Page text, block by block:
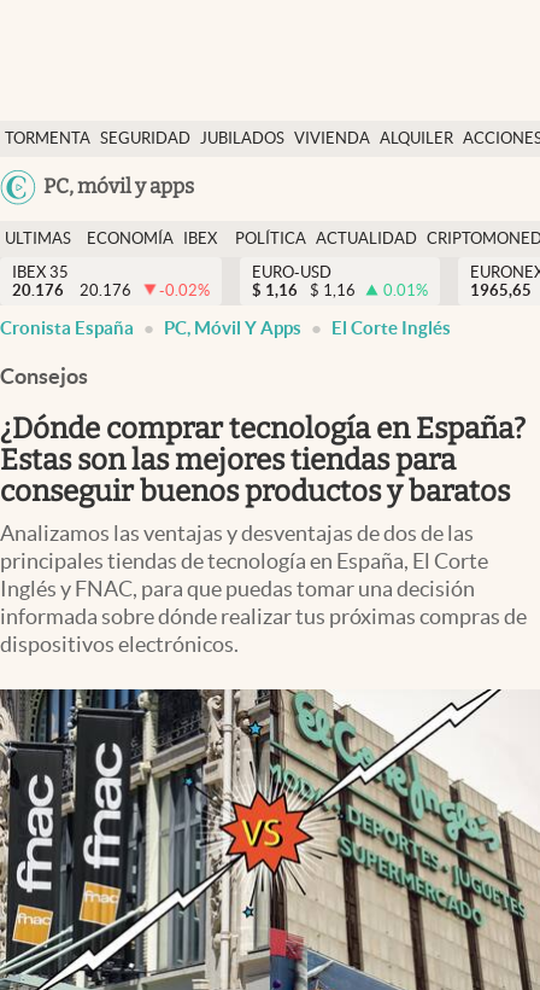
TORMENTA SEGURIDAD JUBILADOS VIVIENDA ALQUILER
USA
Colombia
PC, móvil y apps
Economía y finanzas
Política
Actualidad
Criptomonedas
España
ULTIMAS
NOTICIAS
ECONOMÍA
FINANZAS
IBEX
EURO
POLÍTICA ACTUALIDAD
IBEX 35
20.176
20.176 -0.02%
EURO-USD
$ 1,16 $ 1,16 0.01%
1965,65
Cronista España PC, Móvil Y Apps El Corte Inglés
Consejos
¿Dónde comprar tecnología en España?
Estas son las mejores tiendas para
conseguir buenos productos y baratos
Analizamos las ventajas y desventajas de dos de las
principales tiendas de tecnología en España, El Corte
Inglés y FNAC, para que puedas tomar una decisión
informada sobre dónde realizar tus próximas compras de
dispositivos electrónicos.